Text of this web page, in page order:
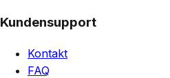
Kundensupport
Kontakt
FAQ